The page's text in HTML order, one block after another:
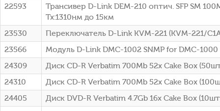
22593
Трансивер D-Link DEM-210 оптич. SFP SM
Tx:1310нм до 15км
23530
Переключатель D-Link KVM-221 (KVM-221/
23566
Модуль D-Link DMC-1002 SNMP for DMC-1000
24309
Диск CD-R Verbatim 700Mb 52x Cake Box
24310
Диск CD-R Verbatim 700Mb 52x Cake Box
24405
Диск DVD-R Verbatim 4.7Gb 16x Cake Box